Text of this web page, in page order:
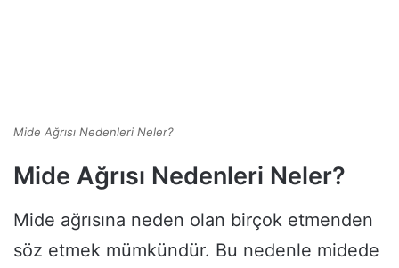
Mide Ağrısı Nedenleri Neler?
Mide Ağrısı Nedenleri Neler?
Mide ağrısına neden olan birçok etmenden
söz etmek mümkündür. Bu nedenle midede